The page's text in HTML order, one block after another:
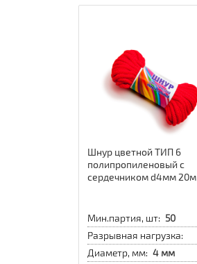
Шнур цветной ТИП 6
полипропиленовый с
сердечником d4мм 20м
Мин.партия, шт: 50
Разрывная нагрузка:
Диаметр, мм: 4 мм